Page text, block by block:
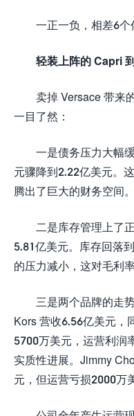
一正一负，相差6个
轻装上阵的 Capri
卖掉 Versace 带来
一目了然：
一是债务压力大幅
元骤降到2.22亿美元。
腾出了巨大的财务空间。
二是库存管理上了
5.81亿美元。库存回落
的压力减小，这对毛利
三是两个品牌的走
Kors 营收6.56亿美元，
5700万美元，运营利
实质性进展。Jimmy
元，但运营亏损2000万